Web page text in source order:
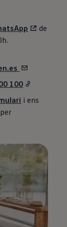
de
100
i ens